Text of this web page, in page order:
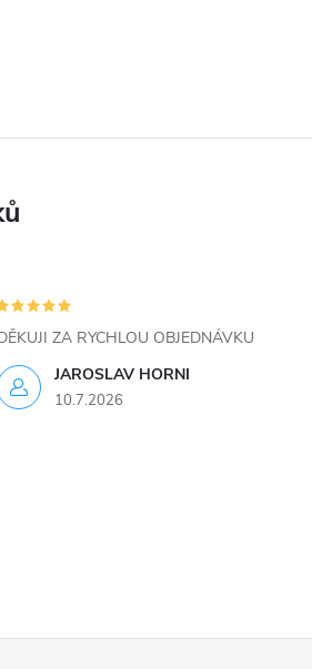
JAROSLAV HORNI
10.7.2026
ZA RYCHLOU OBJEDNÁVKU